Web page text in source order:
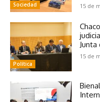
Sociedad 15 de
Política
15 de